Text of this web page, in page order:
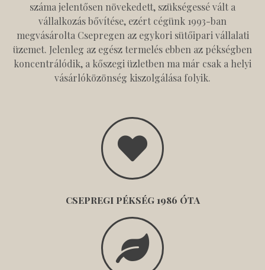
száma jelentősen növekedett, szükségessé vált a
vállalkozás bővítése, ezért cégünk 1993-ban
megvásárolta Csepregen az egykori sütőipari vállalati
üzemet. Jelenleg az egész termelés ebben az pékségben
koncentrálódik, a kőszegi üzletben ma már csak a helyi
vásárlóközönség kiszolgálása folyik.
CSEPREGI PÉKSÉG 1986 ÓTA